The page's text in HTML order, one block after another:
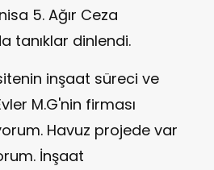
5. Ağır Ceza
tanıklar dinlendi.
inşaat süreci ve
M.G'nin firması
Havuz projede var
İnşaat